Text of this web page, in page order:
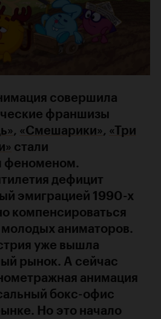
совершила
франшизы
, «Смешарики», «Три
стали
феноменом.
дефицит
эмиграцией 1990-х
компенсироваться
аниматоров.
уже вышла
рынок. А сейчас
анимация
бокс-офис
Но это начало